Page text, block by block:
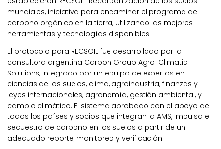
mundiales, iniciativa para encaminar el programa de
carbono orgánico en la tierra, utilizando las mejores
herramientas y tecnologías disponibles.
El protocolo para RECSOIL fue desarrollado por la
consultora argentina Carbon Group Agro-Climatic
Solutions, integrado por un equipo de expertos en
ciencias de los suelos, clima, agroindustria, finanzas y
leyes internacionales, agronomía, gestión ambiental, y
cambio climático. El sistema aprobado con el apoyo de
todos los países y socios que integran la AMS, impulsa el
secuestro de carbono en los suelos a partir de un
adecuado reporte, monitoreo y verificación.